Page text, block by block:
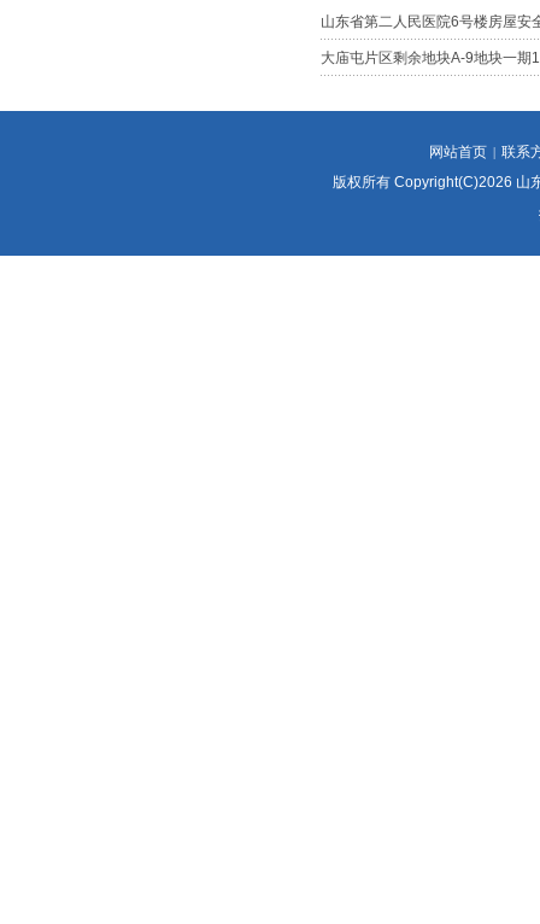
山东省第二人民医院6号楼房屋安
大庙屯片区剩余地块A-9地块一
网站首页 | 联系
版权所有 Copyright(C)2026 山